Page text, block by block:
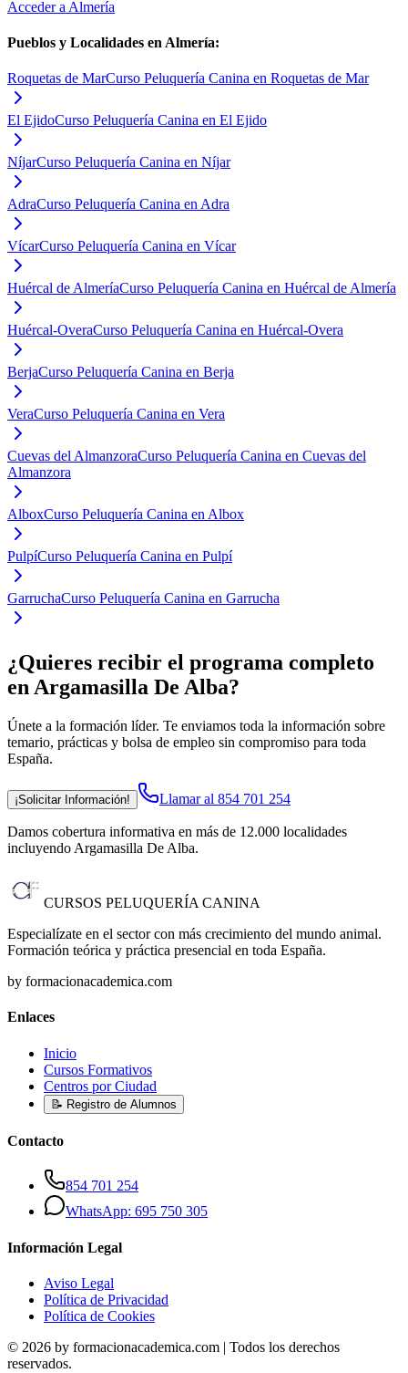
Acceder a Almería
Pueblos y Localidades en Almería:
Roquetas de MarCurso Peluquería Canina en Roquetas de Mar
El EjidoCurso Peluquería Canina en El Ejido
NíjarCurso Peluquería Canina en Níjar
AdraCurso Peluquería Canina en Adra
VícarCurso Peluquería Canina en Vícar
Huércal de AlmeríaCurso Peluquería Canina en Huércal de Almería
Huércal-OveraCurso Peluquería Canina en Huércal-Overa
BerjaCurso Peluquería Canina en Berja
VeraCurso Peluquería Canina en Vera
Cuevas del AlmanzoraCurso Peluquería Canina en Cuevas del
Almanzora
AlboxCurso Peluquería Canina en Albox
PulpíCurso Peluquería Canina en Pulpí
GarruchaCurso Peluquería Canina en Garrucha
¿Quieres recibir el programa completo
en Argamasilla De Alba?
Únete a la formación líder. Te enviamos toda la información sobre
temario, prácticas y bolsa de empleo sin compromiso para toda
España.
¡Solicitar Información! Llamar al 854 701 254
Damos cobertura informativa en más de 12.000 localidades
incluyendo Argamasilla De Alba.
CURSOS PELUQUERÍA CANINA
Especialízate en el sector con más crecimiento del mundo animal.
Formación teórica y práctica presencial en toda España.
by formacionacademica.com
Enlaces
Inicio
Cursos Formativos
Centros por Ciudad
📝 Registro de Alumnos
Contacto
854 701 254
WhatsApp: 695 750 305
Información Legal
Aviso Legal
Política de Privacidad
Política de Cookies
© 2026 by formacionacademica.com | Todos los derechos
reservados.